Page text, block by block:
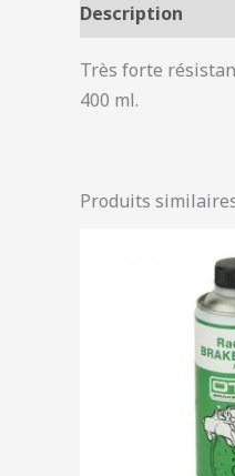
Description
Très forte
400 ml.
Produits